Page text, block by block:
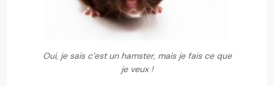
Oui, je sais c’est un hamster, mais je fais ce que
je veux !